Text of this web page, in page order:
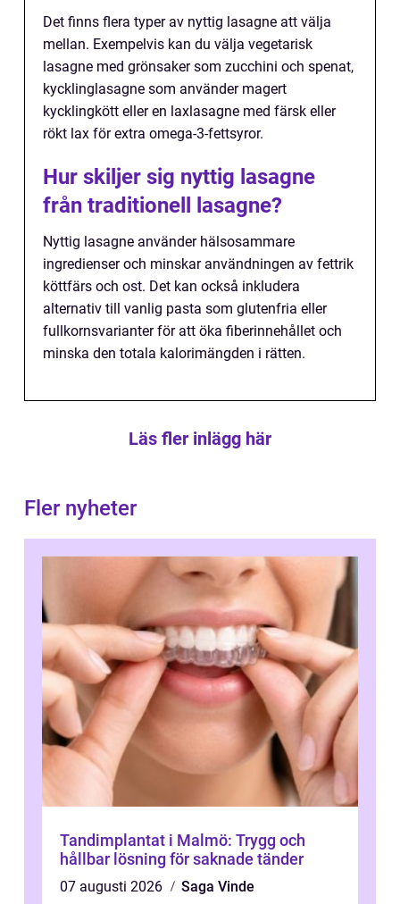
Det finns flera typer av nyttig lasagne att välja
mellan. Exempelvis kan du välja vegetarisk
lasagne med grönsaker som zucchini och spenat,
kycklinglasagne som använder magert
kycklingkött eller en laxlasagne med färsk eller
rökt lax för extra omega-3-fettsyror.
Hur skiljer sig nyttig lasagne
från traditionell lasagne?
Nyttig lasagne använder hälsosammare
ingredienser och minskar användningen av fettrik
köttfärs och ost. Det kan också inkludera
alternativ till vanlig pasta som glutenfria eller
fullkornsvarianter för att öka fiberinnehållet och
minska den totala kalorimängden i rätten.
Läs fler inlägg här
Fler nyheter
Tandimplantat i Malmö: Trygg och
hållbar lösning för saknade tänder
07 augusti 2026
Saga Vinde